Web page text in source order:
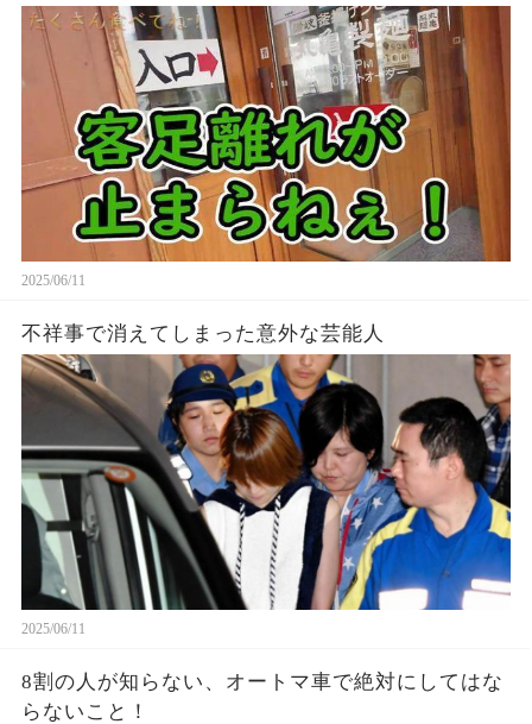
2025/06/11
不祥事で消えてしまった意外な芸能人
2025/06/11
8割の人が知らない、オートマ車で絶対にしてはな
らないこと！